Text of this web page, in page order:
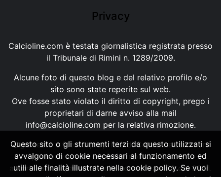
Privacy
Calcioline.com è testata giornalistica registrata presso
il Tribunale di Rimini n. 1289/2009.
Alcune foto di questo blog e del relativo profilo e/o
sito sono state reperite sul web.
Ove fosse stato violato il diritto di copyright, prego i
proprietari di darne avviso alla mail
info@calcioline.com per la relativa rimozione.
Ogni testo e foto di proprietà di Calcioline.com non
possono essere copiati o riprodotti, senza
autorizzazione, ai sensi della normativa n.29 del 2001.
Questo sito o gli strumenti terzi da questo utilizzati si
avvalgono di cookie necessari al funzionamento ed
utili alle finalità illustrate nella cookie policy. Se vuoi